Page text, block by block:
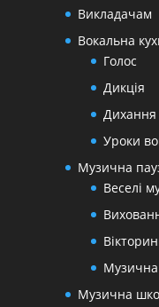
Викладачам
Вокальна
Голос
Дикція
Дихання
Уроки
Музична
Веселі
Музична